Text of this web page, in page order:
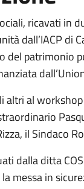
ricavati in
dall’IACP di
del patrimonio
altri al
il Sindaco
dalla ditta
messa in